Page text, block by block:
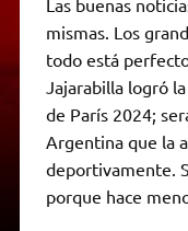
t
s
A
p
p
e
g
a
m
t
t
r
e
b
o
o
k
s
e
n
g
e
mismas. Los
todo está
Jajarabilla logró
de París 2024;
Argentina que la
deportivamente.
porque hace